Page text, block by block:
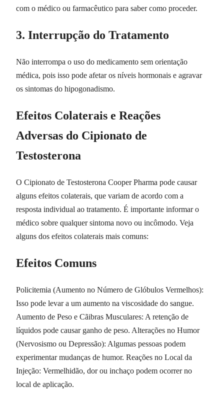
com o médico ou farmacêutico para saber como proceder.
3. Interrupção do Tratamento
Não interrompa o uso do medicamento sem orientação
médica, pois isso pode afetar os níveis hormonais e agravar
os sintomas do hipogonadismo.
Efeitos Colaterais e Reações
Adversas do Cipionato de
Testosterona
O Cipionato de Testosterona Cooper Pharma pode causar
alguns efeitos colaterais, que variam de acordo com a
resposta individual ao tratamento. É importante informar o
médico sobre qualquer sintoma novo ou incômodo. Veja
alguns dos efeitos colaterais mais comuns:
Efeitos Comuns
Policitemia (Aumento no Número de Glóbulos Vermelhos):
Isso pode levar a um aumento na viscosidade do sangue.
Aumento de Peso e Cãibras Musculares: A retenção de
líquidos pode causar ganho de peso. Alterações no Humor
(Nervosismo ou Depressão): Algumas pessoas podem
experimentar mudanças de humor. Reações no Local da
Injeção: Vermelhidão, dor ou inchaço podem ocorrer no
local de aplicação.